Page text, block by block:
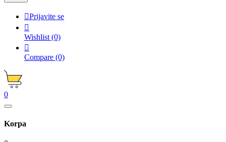
Prijavite se

Wishlist (0)

Compare (0)
0
Korpa